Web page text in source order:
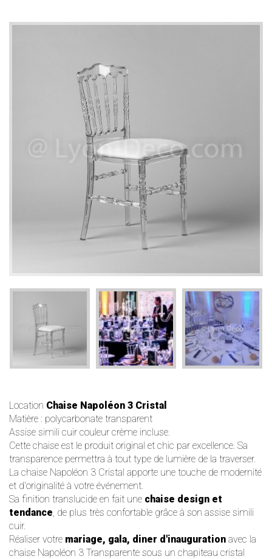
Location Chaise Napoléon 3 Cristal
Matière : polycarbonate transparent
Assise simili cuir couleur crème incluse.
Cette chaise est le produit original et chic par excellence. Sa
transparence permettra à tout type de lumière de la traverser.
La chaise Napoléon 3 Cristal apporte une touche de modernité
et d'originalité à votre événement.
Sa finition translucide en fait une chaise design et
tendance, de plus très confortable grâce à son assise simili
cuir.
Réaliser votre mariage, gala, diner d'inauguration avec la
chaise Napoléon 3 Transparente sous un chapiteau cristal